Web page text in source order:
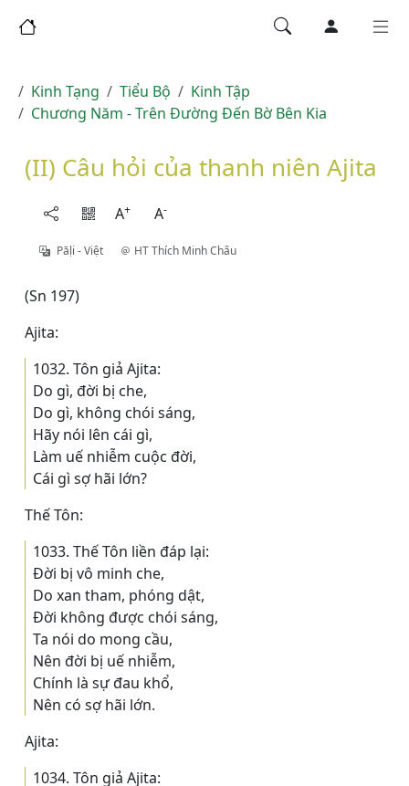
Kinh Tạng Tiểu Bộ
Kinh Tập
Chương Năm - Trên Đường Đến Bờ Bên Kia
(II) Câu hỏi của thanh niên Ajita
A+ A-
Pāḷi - Việt HT Thích Minh Châu
(Sn 197)
Ajita:
1032. Tôn giả Ajita:
Do gì, đời bị che,
Do gì, không chói sáng,
Hãy nói lên cái gì,
Làm uế nhiễm cuộc đời,
Cái gì sợ hãi lớn?
Thế Tôn:
1033. Thế Tôn liền đáp lại:
Ðời bị vô minh che,
Do xan tham, phóng dật,
Ðời không được chói sáng,
Ta nói do mong cầu,
Nên đời bị uế nhiễm,
Chính là sự đau khổ,
Nên có sợ hãi lớn.
Ajita:
1034. Tôn giả Ajita: